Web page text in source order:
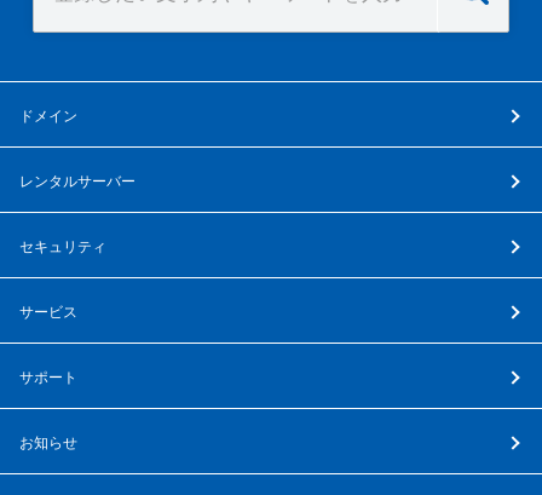
ドメイン
レンタルサーバー
セキュリティ
サービス
サポート
お知らせ